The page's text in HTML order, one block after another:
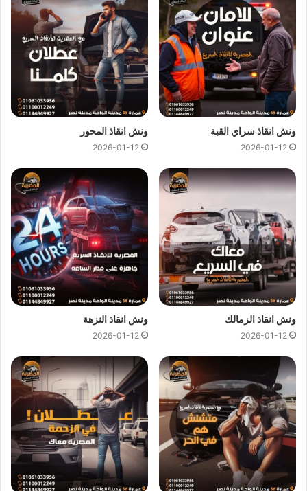
ونش انقاذ لـنقل القوارب وسيارات الجولف.
ونش انقاذ لـنقل الكرافانات
علي جميع خدماتانقاذ السيارات
ونش انقاذ المصرية
ونش انقاذ علي طريق السويس
لسحب و انقاذ سيارتك ونقلك الي اقرب مركز صيانة او توكيل
انقاذ علي طريق السويساتصل بنا علي
رقم ونش انقاذ طريق
السويس 01144849927او01017439322او01094833093
ليصلكونش انقاذ سياراتسريع و مجهز بأحدث المعدات واحدث
وسائل الامان والراحة.
ونش انقاذ سيارات بطريق السويس
من اهم اسباب نجاحونش المصرية لانقاذ السياراتهى خبرتنا
الكبيرة فيانقاذ السيارات نقل السياراتفنحن نمتلك اسطول
كبير من اوناش انقاذ السيارات لكي نستطيع تقديم خدمات انقاذ
السيارات بجودة عالية و اقل سعر لكي نصبحافضل ونش انقاذ علي
طريق السويس
ارخص ونش انقاذ علي طريق السويسو جميع
المحافظات.
اسعار ونش انقاذ المصريةتعتبر رمزية لاننا نمتلك دائماونش انقاذ
علي طريق السويسدائما و اوناشنا قريبة منك و نقدم خدماتنا باعلي
جودة و اقل سعر و كما نوفر حدث التقنيات دائما لمتابعة جميع
سياراتنا عند طريق GPS لنجعلك دائما في امان تام علي الطريق.
ونش انقاذ سراي القبة
2026-01-12
ونش انقاذ المحور
2026-01-12
ونش انقاذ الزمالك
2026-01-12
ونش انقاذ النزهة
2026-01-12